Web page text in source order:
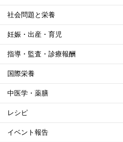
社会問題と栄養
妊娠・出産・育児
指導・監査・診療報酬
国際栄養
中医学・薬膳
レシピ
イベント報告